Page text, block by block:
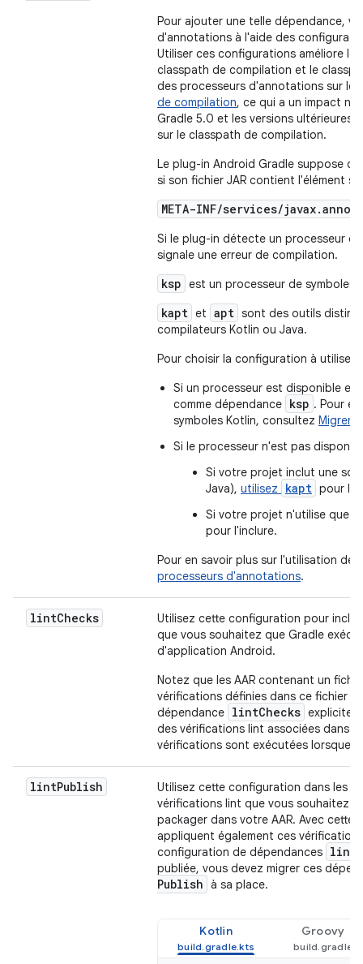
Pour ajouter une telle dépendance,
d'annotations à l'aide des
Utiliser ces configurations améliore
classpath de compilation et le
des processeurs d'annotations sur le
de compilation, ce qui a un impact
Gradle 5.0 et les versions
sur le classpath de compilation.
Le plug-in Android Gradle suppose
si son fichier JAR contient l'élément
META-INF/services/
Si le plug-in détecte un processeur
signale une erreur de compilation.
ksp est un processeur de symboles
kapt et apt sont des outils
compilateurs Kotlin ou Java.
Pour choisir la configuration à
Si un processeur est disponible
comme dépendance ksp . Pour
symboles Kotlin, consultez Migrer
Si le processeur n'est pas
Si votre projet inclut une
Java), utilisez kapt pour
Si votre projet n'utilise que
pour l'inclure.
Pour en savoir plus sur l'utilisation
processeurs d'annotations.
lintChecks
Utilisez cette configuration pour
que vous souhaitez que Gradle
d'application Android.
Notez que les AAR contenant un
vérifications définies dans ce fichier
dépendance lintChecks explicite.
des vérifications lint associées dans
vérifications sont exécutées lorsque
lintPublish
Utilisez cette configuration dans les
vérifications lint que vous souhaitez
packager dans votre AAR. Avec cette
appliquent également ces
configuration de dépendances lint
publiée, vous devez migrer ces
Publish à sa place.
Kotlin Groovy